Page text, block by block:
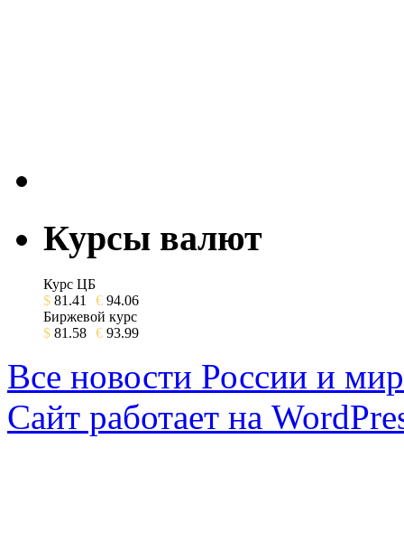
Курсы валют
Курс ЦБ
$ 81.41 € 94.06
Биржевой курс
$ 81.58 € 93.99
Все новости России и
Сайт работает на